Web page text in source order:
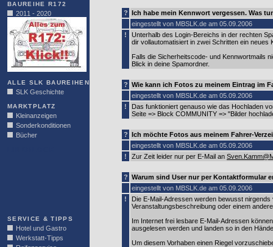
BAUREIHE R172
2011 - 2020
ALLE SLK BAUREIHEN
SLK Geschichte
MARKTPLATZ
Kleinanzeigen
Sonderkonditionen
Bücher
SERVICE & TIPPS
Hotel und Gastro
Werkstatt-Tipps
? Ich habe mein Kennwort vergessen. Was
eingestellt von MBSLK.de am 05.09.2006
!
Unterhalb des Login-Bereichs in der rechten
dir vollautomatisiert in zwei Schritten ein neues
Falls die Sicherheitscode- und Kennwortmails
Blick in deine Spamordner.
? Wie kann ich Fotos zu meinem Eintrag im
eingestellt von MBSLK.de am 05.09.2006
!
Das funktioniert genauso wie das Hochladen
Seite => Block COMMUNITY => "Bilder
? Ich möchte Fotos aus meinem Fahrer-
eingestellt von MBSLK.de am 05.09.2006
!
Zur Zeit leider nur per E-Mail an
? Warum sind User nur per Kontaktformular
eingestellt von MBSLK.de am 05.09.2006
!
Die E-Mail-Adressen werden bewusst
Veranstaltungsbeschreibung oder einem
Im Internet frei lesbare E-Mail-Adressen
ausgelesen werden und landen so in den
Um diesem Vorhaben einen Riegel